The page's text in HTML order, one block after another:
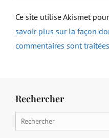
Ce site utilise Akismet
savoir plus sur la façon
commentaires sont traitées
Rechercher
Search
for: